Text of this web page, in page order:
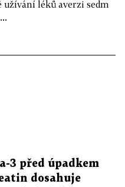
léků averzi sedm
3 před úpadkem
dosahuje